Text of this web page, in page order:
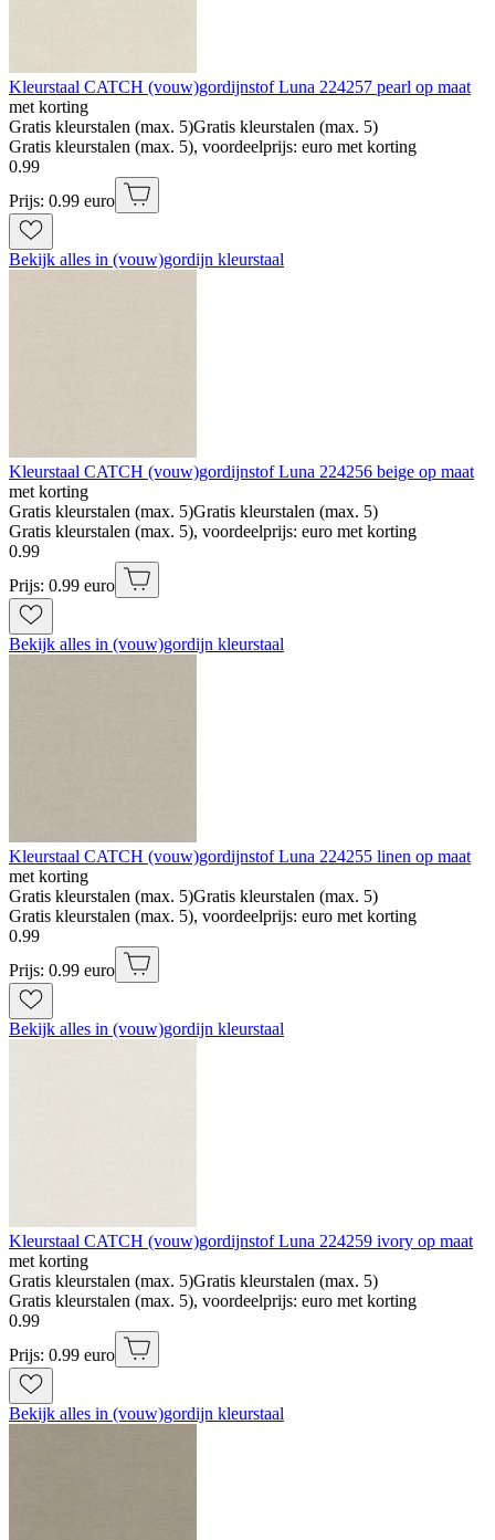
Kleurstaal CATCH (vouw)gordijnstof Luna 224257 pearl op maat
met korting
Gratis kleurstalen (max. 5)Gratis kleurstalen (max. 5)
Gratis kleurstalen (max. 5), voordeelprijs: euro met korting
0.99
Prijs: 0.99 euro
Bekijk alles in (vouw)gordijn kleurstaal
Kleurstaal CATCH (vouw)gordijnstof Luna 224256 beige op maat
met korting
Gratis kleurstalen (max. 5)Gratis kleurstalen (max. 5)
Gratis kleurstalen (max. 5), voordeelprijs: euro met korting
0.99
Prijs: 0.99 euro
Bekijk alles in (vouw)gordijn kleurstaal
Kleurstaal CATCH (vouw)gordijnstof Luna 224255 linen op maat
met korting
Gratis kleurstalen (max. 5)Gratis kleurstalen (max. 5)
Gratis kleurstalen (max. 5), voordeelprijs: euro met korting
0.99
Prijs: 0.99 euro
Bekijk alles in (vouw)gordijn kleurstaal
Kleurstaal CATCH (vouw)gordijnstof Luna 224259 ivory op maat
met korting
Gratis kleurstalen (max. 5)Gratis kleurstalen (max. 5)
Gratis kleurstalen (max. 5), voordeelprijs: euro met korting
0.99
Prijs: 0.99 euro
Bekijk alles in (vouw)gordijn kleurstaal